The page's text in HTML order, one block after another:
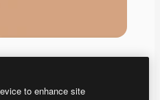
to enhance site